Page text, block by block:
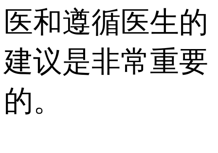
医和遵循医生的
建议是非常重要
的。